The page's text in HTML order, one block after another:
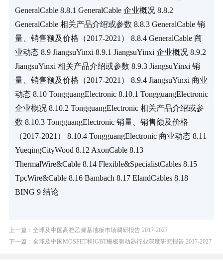
GeneralCable 8.8.1 GeneralCable 企业概况 8.8.2
GeneralCable 相关产品介绍或参数 8.8.3 GeneralCable 销
量、销售额及价格（2017-2021） 8.8.4 GeneralCable 商
业动态 8.9 JiangsuYinxi 8.9.1 JiangsuYinxi 企业概况 8.9.2
JiangsuYinxi 相关产品介绍或参数 8.9.3 JiangsuYinxi 销
量、销售额及价格（2017-2021） 8.9.4 JiangsuYinxi 商业
动态 8.10 TongguangElectronic 8.10.1 TongguangElectronic
企业概况 8.10.2 TongguangElectronic 相关产品介绍或参
数 8.10.3 TongguangElectronic 销量、销售额及价格
（2017-2021） 8.10.4 TongguangElectronic 商业动态 8.11
YueqingCityWood 8.12 AxonCable 8.13
ThermalWire&Cable 8.14 Flexible&SpecialistCables 8.15
TpcWire&Cable 8.16 Bambach 8.17 ElandCables 8.18
BING 9 结论
上一篇：全球及中国高档乙烯基地板市场调研报告 2017-2027
下一篇：全球及中国MOSFET和IGBT栅极驱动器行业深度研究报告 2017-2027